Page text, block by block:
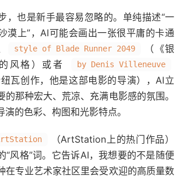
，也是新手最容易忽略的。单纯描述“一
漠上”，AI可能会画出一张很平庸的卡通
style of Blade Runner 2049
（《银
风格）或者
by Denis Villeneuve
纽瓦创作，他是这部电影的导演），AI立
的那种宏大、荒凉、充满电影感的氛围。
的色彩、构图和光影特点。
（ArtStation上的热门作品）
“风格”词。它告诉AI，我想要的不是随便
在专业艺术家社区里会受欢迎的高质量数